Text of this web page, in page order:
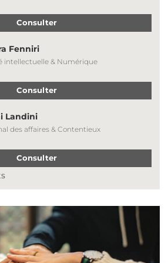
Consulter
Fenniri
intellectuelle & Numérique
Consulter
Landini
des affaires & Contentieux
Consulter